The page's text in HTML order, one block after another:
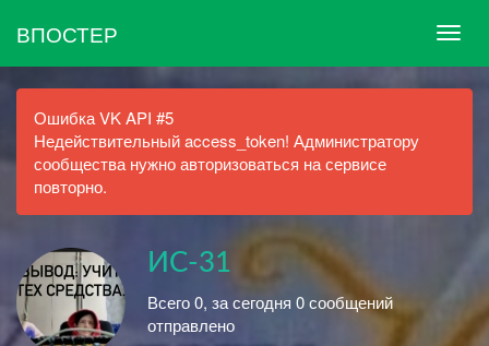
ВПОСТЕР
Ошибка VK API #5
Недействительный access_token! Администратору
сообщества нужно авторизоваться на сервисе
повторно.
ИC-31
Всего 0, за сегодня 0 сообщений
отправлено